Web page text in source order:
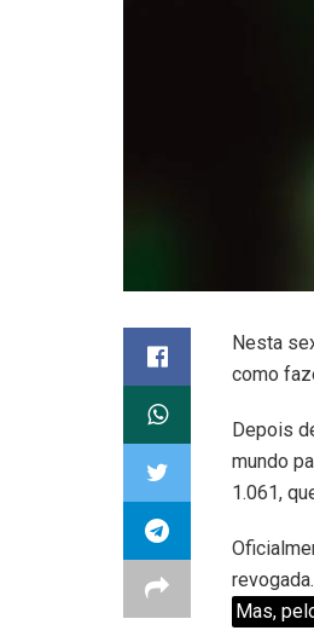
Nesta
como
Depois
mundo
1.061,
Mas,